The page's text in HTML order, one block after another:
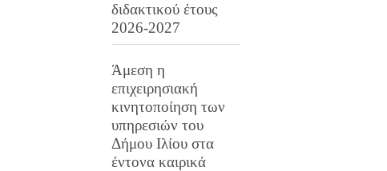
διδακτικού έτους
2026-2027
Άμεση η
επιχειρησιακή
κινητοποίηση των
υπηρεσιών του
Δήμου Ιλίου στα
έντονα καιρικά